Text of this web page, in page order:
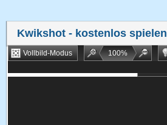
Kwikshot - kostenlos spielen
Vollbild-Modus 100%